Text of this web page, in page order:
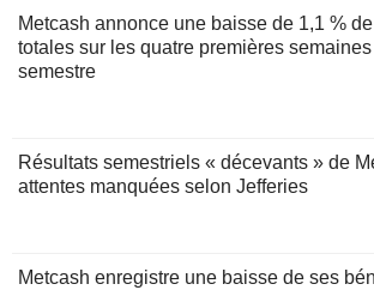
Metcash annonce une baisse de 1,1 %
totales sur les quatre premières
semestre
Résultats semestriels « décevants » de
attentes manquées selon Jefferies
Metcash enregistre une baisse de ses